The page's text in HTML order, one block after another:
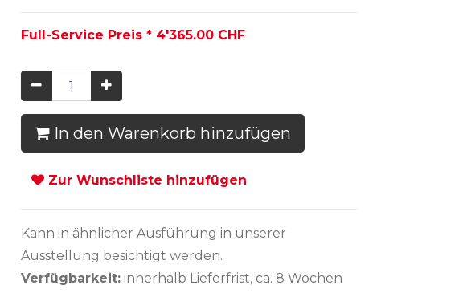
Full-Service Preis * 4'365.00 CHF
In den Warenkorb hinzufügen
Zur Wunschliste hinzufügen
Kann in ähnlicher Ausführung in unserer
Ausstellung besichtigt werden.
Verfügbarkeit: innerhalb Lieferfrist, ca. 8 Wochen